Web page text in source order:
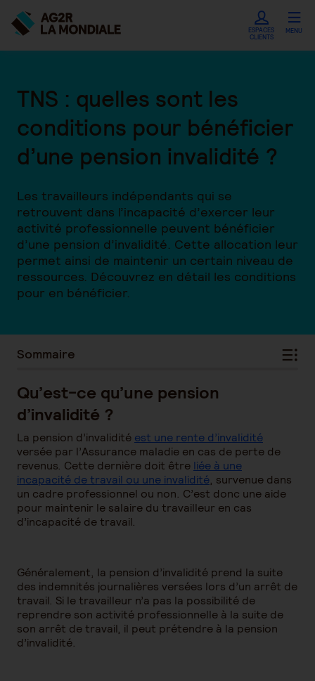
ESPACES
CLIENTS
MENU
TNS : quelles sont les
conditions pour bénéficier
d’une pension invalidité ?
Les travailleurs indépendants qui se
retrouvent dans l’incapacité d’exercer leur
activité professionnelle peuvent bénéficier
d’une pension d’invalidité. Cette allocation leur
permet ainsi de maintenir un certain niveau de
ressources. Découvrez en détail les conditions
pour en bénéficier.
Sommaire
Qu’est-ce qu’une pension
d’invalidité ?
La pension d’invalidité est une rente d’invalidité
versée par l’Assurance maladie en cas de perte de
revenus. Cette dernière doit être liée à une
incapacité de travail ou une invalidité, survenue dans
un cadre professionnel ou non. C’est donc une aide
pour maintenir le salaire du travailleur en cas
d’incapacité de travail.
Généralement, la pension d’invalidité prend la suite
des indemnités journalières versées lors d’un arrêt de
travail. Si le travailleur n’a pas la possibilité de
reprendre son activité professionnelle à la suite de
son arrêt de travail, il peut prétendre à la pension
d’invalidité.